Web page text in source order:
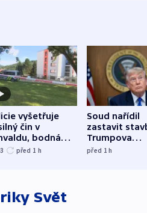
vyšetřuje
čin v
bodná
při něm
před 1 h
Soud nařídil
zastavit
Trumpova
tanečního
před 1h
Svět